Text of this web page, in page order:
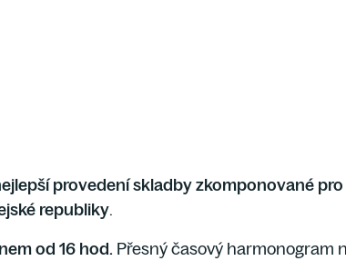
provedení skladby zkomponované pro
republiky.
od 16 hod. Přesný časový harmonogram